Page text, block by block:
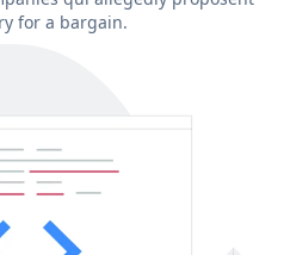
for a bargain.